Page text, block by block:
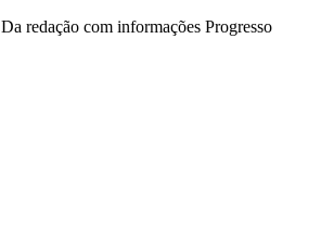
Da redação com informações Progresso